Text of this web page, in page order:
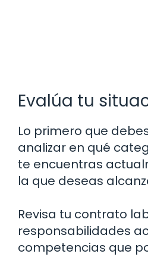
Evalúa tu
Lo primero que
analizar en qué
te encuentras
la que deseas
Revisa tu contrato
responsabilidades
competencias que